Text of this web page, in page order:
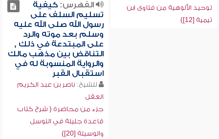
توحيد الألوهية من فتاوى ابن
تيمية [12])
الفهرس:كيفية
تسليم السلف على
رسول الله صلى الله عليه
وسلم بعد موته والرد
على المبتدعة في ذلك ,
التناقض بين مذهب مالك
والرواية المنسوبة له في
استقبال القبر
للشيخ: ناصر بن عبد الكريم
العقل
جزء من محاضرة ( شرح كتاب
قاعدة جليلة في التوسل
والوسيلة [20])